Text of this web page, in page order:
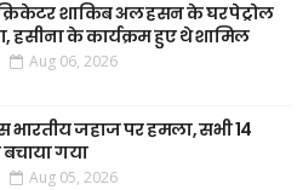
शाकिब अल हसन के घर पेट्रोल
हसीना के कार्यक्रम हुए थे शामिल
Aug 06, 2026
जहाज पर हमला, सभी 14
गया
Aug 05, 2026